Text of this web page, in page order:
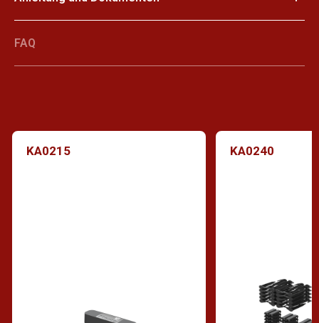
FAQ
KA0215 KA0240